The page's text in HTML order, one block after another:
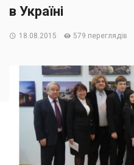
в Україні
18.08.2015 579 переглядів